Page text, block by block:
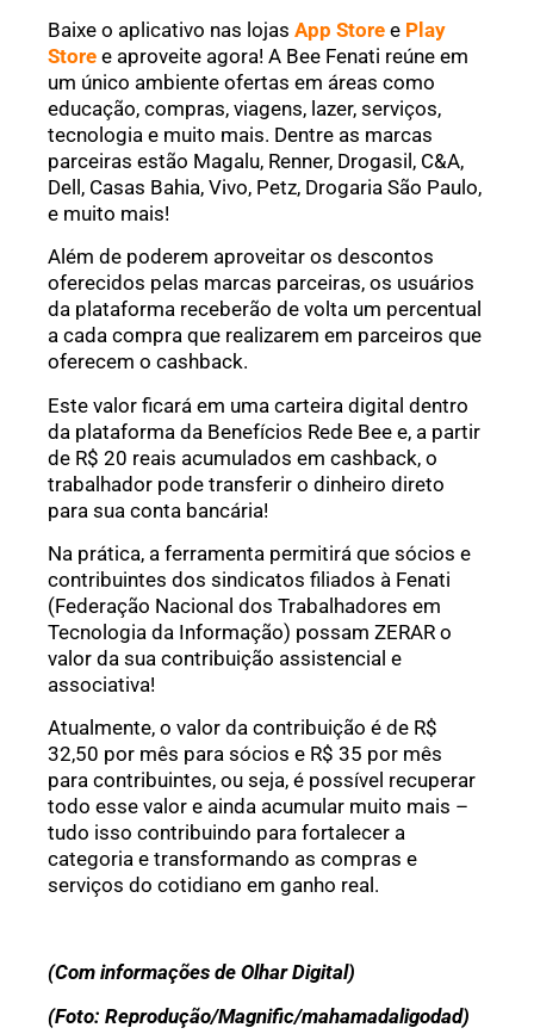
Baixe o aplicativo nas lojas App Store e Play
Store e aproveite agora! A Bee Fenati reúne em
um único ambiente ofertas em áreas como
educação, compras, viagens, lazer, serviços,
tecnologia e muito mais. Dentre as marcas
parceiras estão Magalu, Renner, Drogasil, C&A,
Dell, Casas Bahia, Vivo, Petz, Drogaria São Paulo,
e muito mais!
Além de poderem aproveitar os descontos
oferecidos pelas marcas parceiras, os usuários
da plataforma receberão de volta um percentual
a cada compra que realizarem em parceiros que
oferecem o cashback.
Este valor ficará em uma carteira digital dentro
da plataforma da Benefícios Rede Bee e, a partir
de R$ 20 reais acumulados em cashback, o
trabalhador pode transferir o dinheiro direto
para sua conta bancária!
Na prática, a ferramenta permitirá que sócios e
contribuintes dos sindicatos filiados à Fenati
(Federação Nacional dos Trabalhadores em
Tecnologia da Informação) possam ZERAR o
valor da sua contribuição assistencial e
associativa!
Atualmente, o valor da contribuição é de R$
32,50 por mês para sócios e R$ 35 por mês
para contribuintes, ou seja, é possível recuperar
todo esse valor e ainda acumular muito mais –
tudo isso contribuindo para fortalecer a
categoria e transformando as compras e
serviços do cotidiano em ganho real.
(Com informações de Olhar Digital)
(Foto: Reprodução/Magnific/mahamadaligodad)